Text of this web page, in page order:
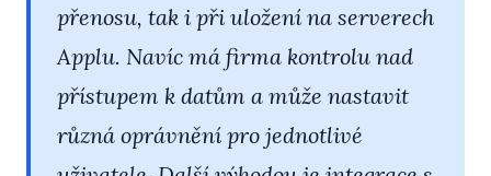
přenosu, tak i při uložení na serverech
Applu. Navíc má firma kontrolu nad
přístupem k datům a může nastavit
různá oprávnění pro jednotlivé